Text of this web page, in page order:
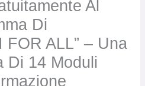
Al
Di
FOR ALL” – Una
Di 14 Moduli